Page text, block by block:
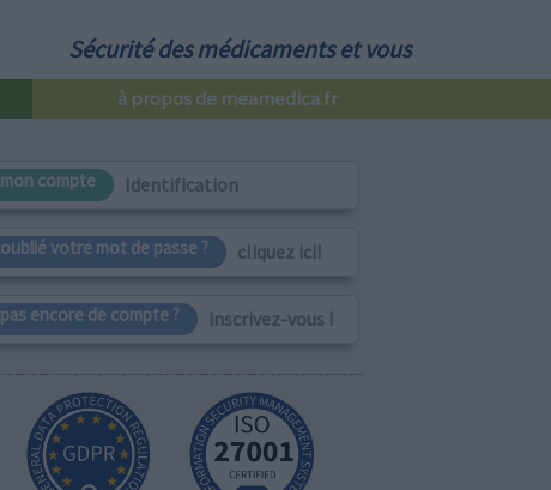
Sécurité des médicaments et vous
à propos de meamedica.fr
mon compte Identification
oublié votre mot de passe ? cliquez ici!
pas encore de compte ? inscrivez-vous !